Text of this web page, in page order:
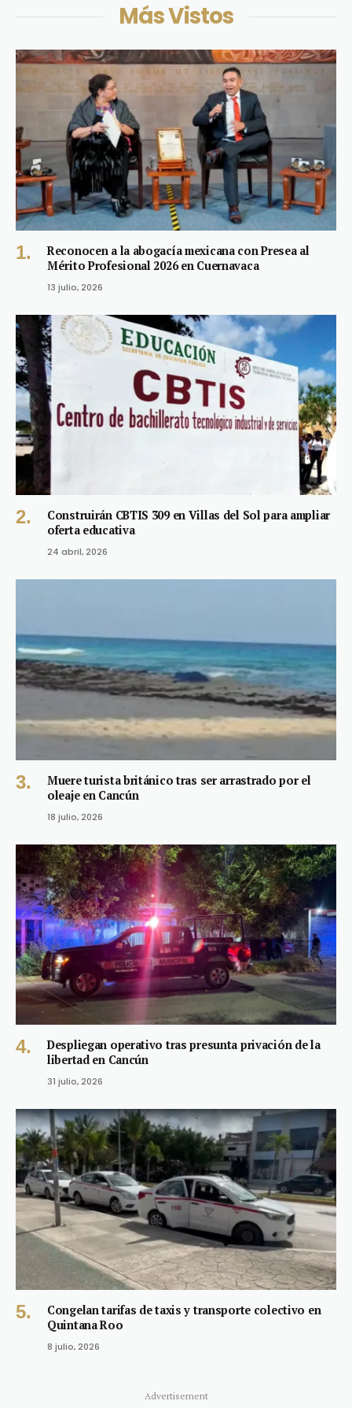
Más Vistos
Reconocen a la abogacía mexicana con Presea al
Mérito Profesional 2026 en Cuernavaca
13 julio, 2026
Construirán CBTIS 309 en Villas del Sol para ampliar
oferta educativa
24 abril, 2026
Muere turista británico tras ser arrastrado por el
oleaje en Cancún
18 julio, 2026
Despliegan operativo tras presunta privación de la
libertad en Cancún
31 julio, 2026
Congelan tarifas de taxis y transporte colectivo en
Quintana Roo
8 julio, 2026
Advertisement